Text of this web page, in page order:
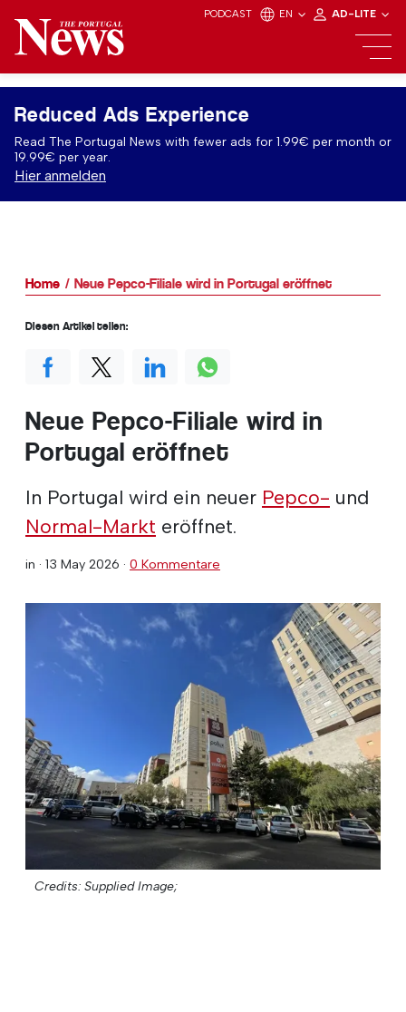
PODCAST EN AD-LITE
Reduced Ads Experience
Read The Portugal News with fewer ads for 1.99€ per month or
19.99€ per year.
Hier anmelden
Home Neue Pepco-Filiale wird in Portugal eröffnet
Neue Pepco-Filiale wird in
Portugal eröffnet
In Portugal wird ein neuer Pepco- und
Normal-Markt eröffnet.
in · 13 May 2026 · 0 Kommentare
Credits: Supplied Image;
Diesen Artikel teilen: